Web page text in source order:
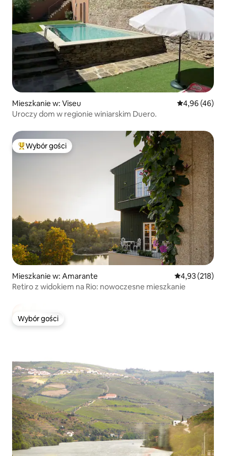
Mieszkanie w: Viseu Średnia
4,96 (46)
Uroczy dom w regionie winiarskim Duero.
Najpopularniejsze z kategorii Wybór gości
Wybór gości
Mieszkanie w: Amarante Średnia
4,93 (218)
Retiro z widokiem na Rio: nowoczesne mieszkanie
Wybór gości
Wybór gości